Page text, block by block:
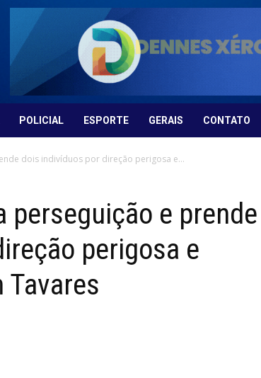
POLICIAL ESPORTE GERAIS CONTATO
dois indivíduos por direção perigosa e...
e prende
perigosa e
Tavares